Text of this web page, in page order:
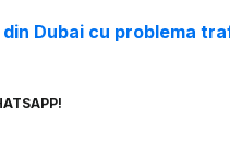
Dubai cu problema